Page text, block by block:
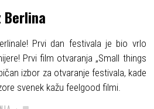
Berlina
Prvi dan festivala je bio vrlo
Prvi film otvaranja „Small things
izbor za otvaranje festivala, kade
svenek kažu feelgood filmi.